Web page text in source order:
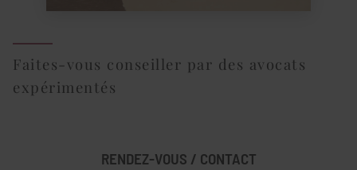
Faites-vous conseiller par des avocats
expérimentés
RENDEZ-VOUS / CONTACT